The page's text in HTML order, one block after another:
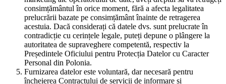
consimțământul în orice moment, fără a afecta legalitatea
prelucrării bazate pe consimțământ înainte de retragerea
acestuia. Dacă considerați că datele dvs. sunt prelucrate în
contradicție cu cerințele legale, puteți depune o plângere la
autoritatea de supraveghere competentă, respectiv la
Președintele Oficiului pentru Protecția Datelor cu Caracter
Personal din Polonia.
Furnizarea datelor este voluntară, dar necesară pentru
încheierea Contractului de servicii de informare și